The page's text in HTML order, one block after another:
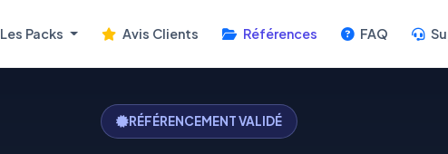
Les Packs Avis Clients Références FAQ
RÉFÉRENCEMENT VALIDÉ